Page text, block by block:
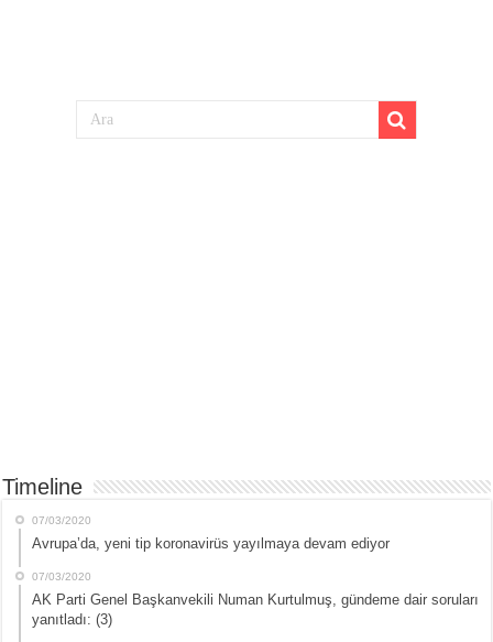
Timeline
07/03/2020
Avrupa’da, yeni tip koronavirüs yayılmaya devam ediyor
07/03/2020
AK Parti Genel Başkanvekili Numan Kurtulmuş, gündeme dair soruları
yanıtladı: (3)